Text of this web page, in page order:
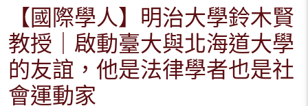
【國際學人】明治大學鈴木賢
教授｜啟動臺大與北海道大學
的友誼，他是法律學者也是社
會運動家